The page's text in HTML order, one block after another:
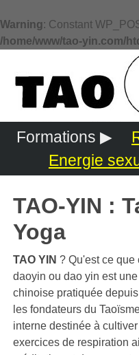
Warning: Constant
/home/www/tao-yin.com/
Formations ▶
Energie
TAO-YIN :
Yoga
TAO YIN ? Qu'est ce que
daoyin ou dao yin est
chinoise pratiquée
les fondateurs du
interne destinée à
exercices de respiration